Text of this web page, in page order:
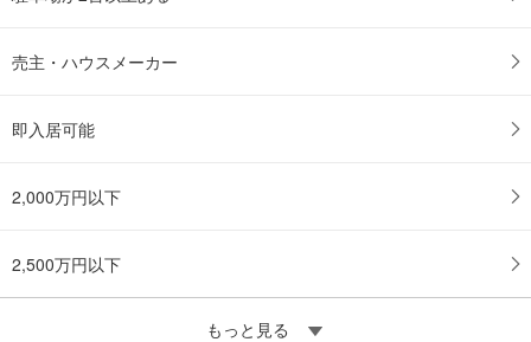
売主・ハウスメーカー
即入居可能
2,000万円以下
2,500万円以下
もっと見る